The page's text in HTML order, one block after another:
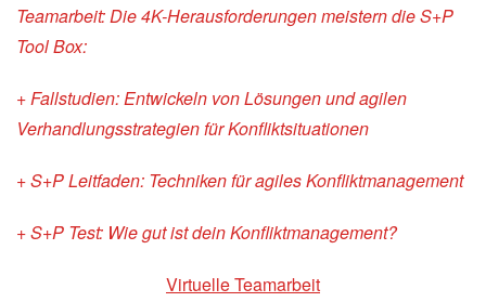
Teamarbeit: Die 4K-Herausforderungen meistern die S+P
Tool Box:
+ Fallstudien: Entwickeln von Lösungen und agilen
Verhandlungsstrategien für Konfliktsituationen
+ S+P Leitfaden: Techniken für agiles Konfliktmanagement
+ S+P Test: Wie gut ist dein Konfliktmanagement?
Virtuelle Teamarbeit